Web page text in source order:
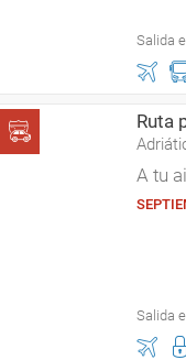
Salida
Ruta
A tu
Salida